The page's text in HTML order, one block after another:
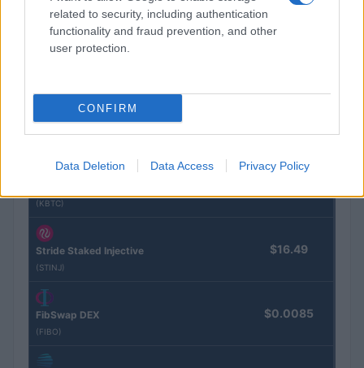
related to security, including authentication
functionality and fraud prevention, and other
user protection.
CONFIRM
Data Deletion Data Access Privacy Policy
en finance
Juliette Bernard · 8 Août 2026
COTATIONS CRYPTO
Nom Prix
(KBTC)
Stride Staked Injective
(STINJ)
$16.49
FibSwap DEX
(FIBO)
$0.0085